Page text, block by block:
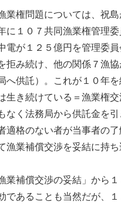
権問題については、祝島
に１０７共同漁業権管理
電が１２５億円を管理委
拒み続け、他の関係７漁
へ供託）。これが１０年
生き続けている＝漁業権
なく法務局から供託金を
適格のない者が当事者の
漁業補償交渉を妥結に持
業補償交渉の妥結」から
であることも当然だが、